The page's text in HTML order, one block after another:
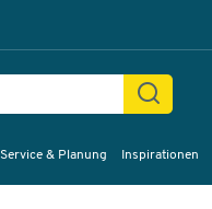
Service & Planung Inspirationen
Bilder Videos